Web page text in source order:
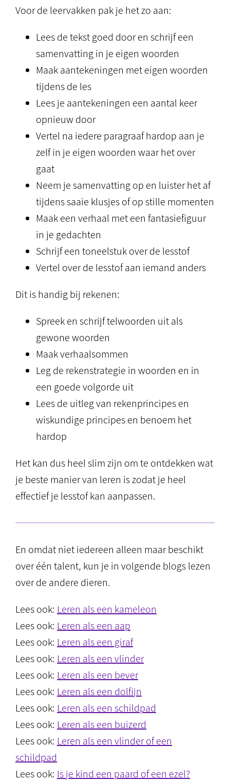
Voor de leervakken pak je het zo aan:
Lees de tekst goed door en schrijf een
samenvatting in je eigen woorden
Maak aantekeningen met eigen woorden
tijdens de les
Lees je aantekeningen een aantal keer
opnieuw door
Vertel na iedere paragraaf hardop aan je
zelf in je eigen woorden waar het over
gaat
Neem je samenvatting op en luister het af
tijdens saaie klusjes of op stille momenten
Maak een verhaal met een fantasiefiguur
in je gedachten
Schrijf een toneelstuk over de lesstof
Vertel over de lesstof aan iemand anders
Dit is handig bij rekenen:
Spreek en schrijf telwoorden uit als
gewone woorden
Maak verhaalsommen
Leg de rekenstrategie in woorden en in
een goede volgorde uit
Lees de uitleg van rekenprincipes en
wiskundige principes en benoem het
hardop
Het kan dus heel slim zijn om te ontdekken wat
je beste manier van leren is zodat je heel
effectief je lesstof kan aanpassen.
En omdat niet iedereen alleen maar beschikt
over één talent, kun je in volgende blogs lezen
over de andere dieren.
Lees ook: Leren als een kameleon
Lees ook: Leren als een aap
Lees ook: Leren als een giraf
Lees ook: Leren als een vlinder
Lees ook: Leren als een bever
Lees ook: Leren als een dolfijn
Lees ook: Leren als een schildpad
Lees ook: Leren als een buizerd
Lees ook: Leren als een vlinder of een
schildpad
Lees ook: Is je kind een paard of een ezel?